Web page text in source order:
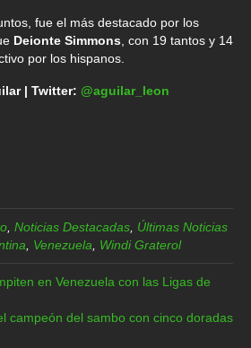
fue el más destacado por los
Deionte Simmons, con 19 tantos y 14
por los hispanos.
| Twitter: @aguilar_leon
, Noticias Destacadas, Últimas Noticias
, Venezuela, Windi Graterol
en Venezuela con las Ligas de
campeón del sambo con cinco doradas